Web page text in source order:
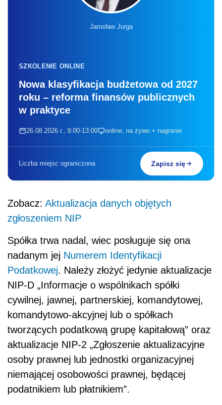
Jarosław Jurga
SZKOLENIE ONLINE
Nowa klasyfikacja budżetowa od 2027
roku – reforma finansów publicznych
w praktyce
26.08.2026 r., 9:00-13:00 online, na żywo + nagranie
Liczba miejsc ograniczona Zapisz się
Zobacz: Aktualizacja danych objętych
zgłoszeniem NIP
Spółka trwa nadal, wiec posługuje się ona
nadanym jej Numerem Identyfikacji
Podatkowej. Należy złożyć jedynie aktualizacje
NIP-D „Informacje o wspólnikach spółki
cywilnej, jawnej, partnerskiej, komandytowej,
komandytowo-akcyjnej lub o spółkach
tworzących podatkową grupę kapitałową” oraz
aktualizacje NIP-2 „Zgłoszenie aktualizacyjne
osoby prawnej lub jednostki organizacyjnej
niemającej osobowości prawnej, będącej
podatnikiem lub płatnikiem”.